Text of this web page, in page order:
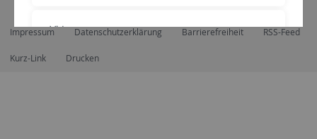
Impressum Datenschutzerklärung Barrierefreiheit RSS-Feed
Kurz-Link Drucken
Videos